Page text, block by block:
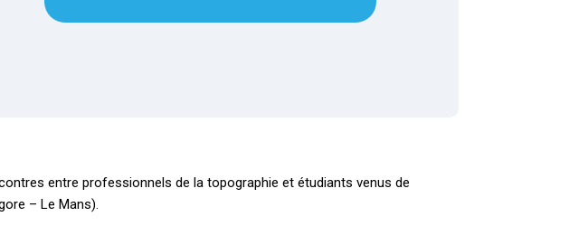
entre professionnels de la topographie et étudiants venus de
– Le Mans).